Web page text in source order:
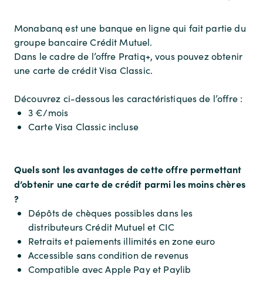
Monabanq est une banque en ligne qui fait partie du
groupe bancaire Crédit Mutuel.
Dans le cadre de l’offre Pratiq+, vous pouvez obtenir
une carte de crédit Visa Classic.
Découvrez ci-dessous les caractéristiques de l’offre :
3 €/mois
Carte Visa Classic incluse
Quels sont les avantages de cette offre permettant
d’obtenir une carte de crédit parmi les moins chères
?
Dépôts de chèques possibles dans les
distributeurs Crédit Mutuel et CIC
Retraits et paiements illimités en zone euro
Accessible sans condition de revenus
Compatible avec Apple Pay et Paylib